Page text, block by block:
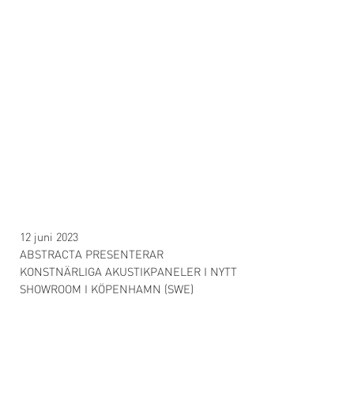
12 juni 2023
ABSTRACTA PRESENTERAR
KONSTNÄRLIGA AKUSTIKPANELER I NYTT
SHOWROOM I KÖPENHAMN (SWE)